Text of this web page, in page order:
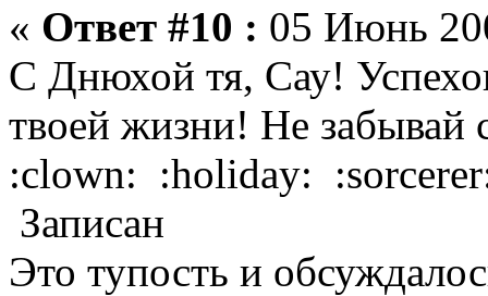
« Ответ #10 : 05 Июнь
С Днюхой тя, Сау!
твоей жизни! Не забывай
:clown: :holiday:
Записан
Это тупость и